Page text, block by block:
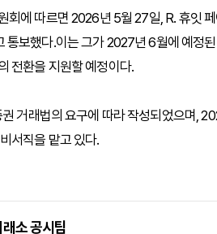
회에 따르면 2026년 5월 27일, R. 휴잇
통보했다.이는 그가 2027년 6월에 예정
전환을 지원할 예정이다.
거래법의 요구에 따라 작성되었으며,
서직을 맡고 있다.
소 공시팀